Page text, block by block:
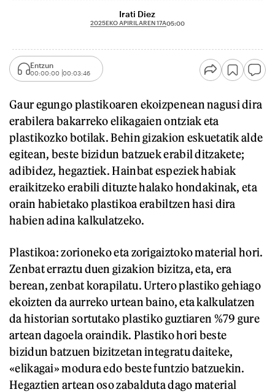
Irati Diez
2025EKO APIRILAREN 17A05:00
Entzun
00:00:00 00:03:46
Gaur egungo plastikoaren ekoizpenean nagusi dira
erabilera bakarreko elikagaien ontziak eta
plastikozko botilak. Behin gizakion eskuetatik alde
egitean, beste bizidun batzuek erabil ditzakete;
adibidez, hegaztiek. Hainbat espeziek habiak
eraikitzeko erabili dituzte halako hondakinak, eta
orain habietako plastikoa erabiltzen hasi dira
habien adina kalkulatzeko.
Plastikoa: zorioneko eta zorigaiztoko material hori.
Zenbat erraztu duen gizakion bizitza, eta, era
berean, zenbat korapilatu. Urtero plastiko gehiago
ekoizten da aurreko urtean baino, eta kalkulatzen
da historian sortutako plastiko guztiaren %79 gure
artean dagoela oraindik. Plastiko hori beste
bizidun batzuen bizitzetan integratu daiteke,
«elikagai» modura edo beste funtzio batzuekin.
Hegaztien artean oso zabalduta dago material